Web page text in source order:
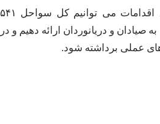
معاون فنی و مهندسی اداره کل بنادر و دریانوردی سیستان و بلوچستان گفت:با این اقدامات می توانیم کل سواحل ۵۴۱
و دریانوردان ارائه دهیم و در
عملی برداشته شود.